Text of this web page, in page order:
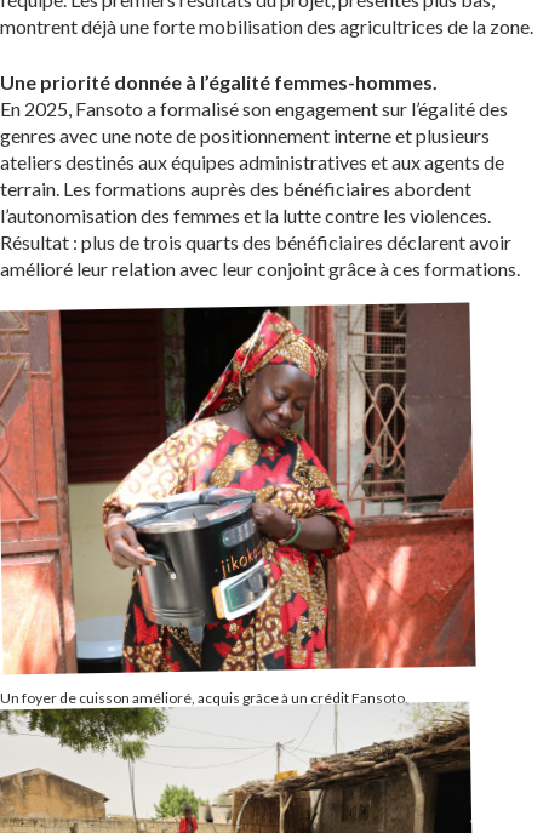
montrent déjà une forte mobilisation des agricultrices de la zone.
Une priorité donnée à l’égalité femmes-hommes.
En 2025, Fansoto a formalisé son engagement sur l’égalité des
genres avec une note de positionnement interne et plusieurs
ateliers destinés aux équipes administratives et aux agents de
terrain. Les formations auprès des bénéficiaires abordent
l’autonomisation des femmes et la lutte contre les violences.
Résultat : plus de trois quarts des bénéficiaires déclarent avoir
amélioré leur relation avec leur conjoint grâce à ces formations.
Un foyer de cuisson amélioré, acquis grâce à un crédit Fansoto.